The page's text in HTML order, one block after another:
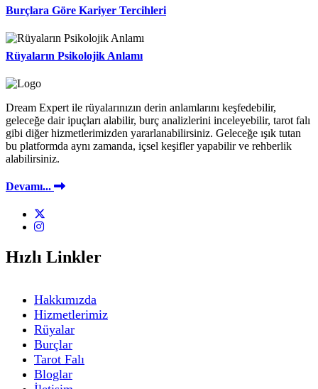
Burçlara Göre Kariyer Tercihleri
Rüyaların Psikolojik Anlamı
Dream Expert ile rüyalarınızın derin anlamlarını keşfedebilir,
geleceğe dair ipuçları alabilir, burç analizlerini inceleyebilir, tarot falı
gibi diğer hizmetlerimizden yararlanabilirsiniz. Geleceğe ışık tutan
bu platformda aynı zamanda, içsel keşifler yapabilir ve rehberlik
alabilirsiniz.
Devamı...
Hızlı Linkler
Hakkımızda
Hizmetlerimiz
Rüyalar
Burçlar
Tarot Falı
Bloglar